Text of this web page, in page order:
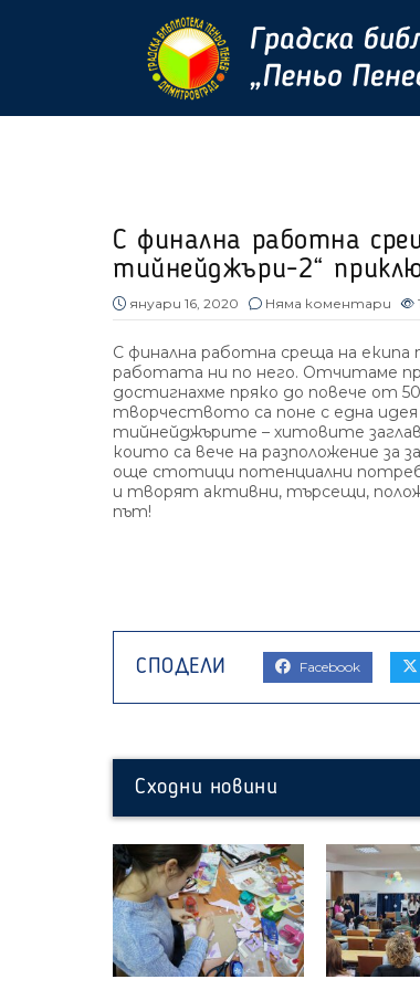
С финална работна
тийнейджъри-2“
януари 16, 2020 Няма коментари
С финална работна среща на
работата ни по него. Отчитаме
достигнахме пряко до повече от
творчеството са поне с една
тийнейджърите – хитовите
които са вече на разположение за
още стотици потенциални
и творят активни, търсещи,
път!
Facebook
Сходни новини